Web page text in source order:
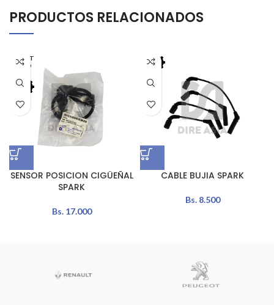
PRODUCTOS RELACIONADOS
AGOT
ADO
SENSOR POSICION CIGÜEÑAL
SPARK
Bs.17.000
CABLE BUJIA SPARK
Bs.8.500